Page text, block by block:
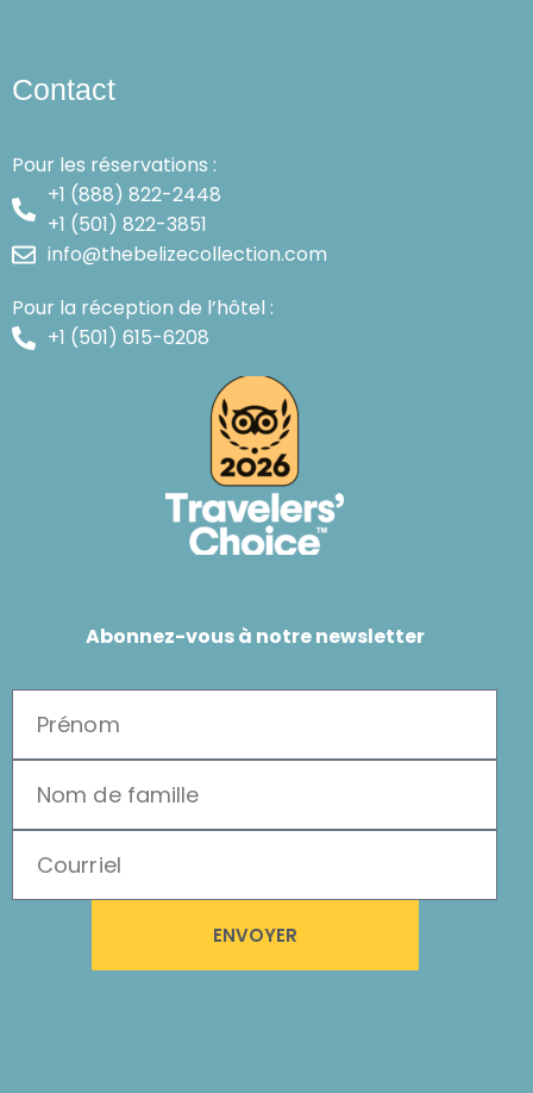
Contact
Pour les réservations :
+1 (888) 822-2448
+1 (501) 822-3851
info@thebelizecollection.com
Pour la réception de l’hôtel :
+1 (501) 615-6208
Abonnez-vous à notre newsletter
ENVOYER